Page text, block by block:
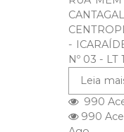
-
Nº 03 - LT
Leia
990
990